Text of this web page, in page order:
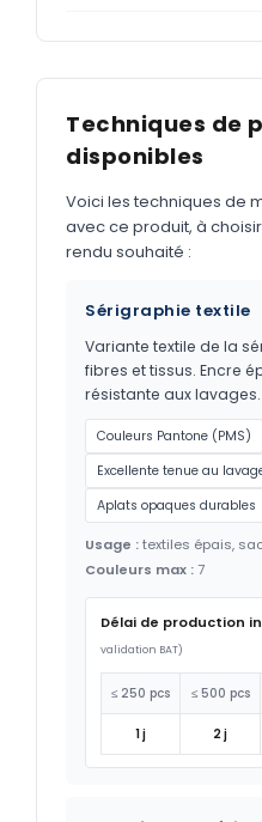
Techniques de
disponibles
Voici les techniques de
avec ce produit, à
rendu souhaité :
Sérigraphie textile
Variante textile de la
fibres et tissus. Encre
résistante aux lavages.
Couleurs Pantone (PMS)
Excellente tenue au
Aplats opaques durables
Usage :textiles épais,
Couleurs max :7
Délai de production
validation BAT)
≤ 250 pcs ≤ 500 pcs
1 j 2 j